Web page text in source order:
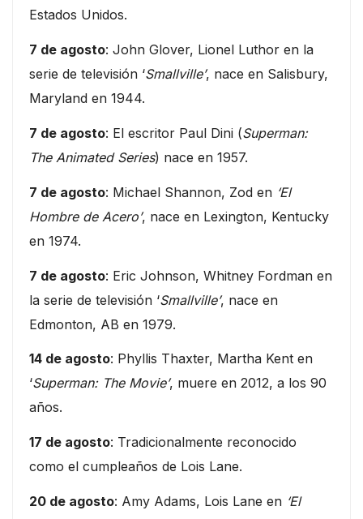
Estados Unidos.
7 de agosto: John Glover, Lionel Luthor en la
serie de televisión ‘Smallville’, nace en Salisbury,
Maryland en 1944.
7 de agosto: El escritor Paul Dini (Superman:
The Animated Series) nace en 1957.
7 de agosto: Michael Shannon, Zod en ‘El
Hombre de Acero’, nace en Lexington, Kentucky
en 1974.
7 de agosto: Eric Johnson, Whitney Fordman en
la serie de televisión ‘Smallville’, nace en
Edmonton, AB en 1979.
14 de agosto: Phyllis Thaxter, Martha Kent en
‘Superman: The Movie’, muere en 2012, a los 90
años.
17 de agosto: Tradicionalmente reconocido
como el cumpleaños de Lois Lane.
20 de agosto: Amy Adams, Lois Lane en ‘El